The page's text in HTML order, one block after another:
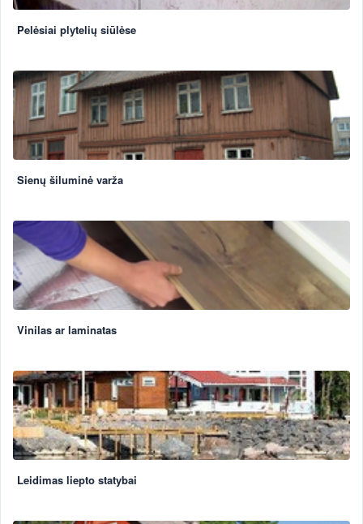
Pelėsiai plytelių siūlėse
Sienų šiluminė varža
Vinilas ar laminatas
Leidimas liepto statybai